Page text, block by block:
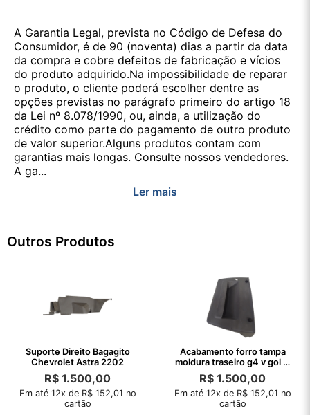
A Garantia Legal, prevista no Código de Defesa do
Consumidor, é de 90 (noventa) dias a partir da data
da compra e cobre defeitos de fabricação e vícios
do produto adquirido.Na impossibilidade de reparar
o produto, o cliente poderá escolher dentre as
opções previstas no parágrafo primeiro do artigo 18
da Lei nº 8.078/1990, ou, ainda, a utilização do
crédito como parte do pagamento de outro produto
de valor superior.Alguns produtos contam com
garantias mais longas. Consulte nossos vendedores.
A ga...
Ler mais
Outros Produtos
Suporte Direito Bagagito
Chevrolet Astra 2202
R$ 1.500,00
Em até 12x de R$ 152,01 no
cartão
Acabamento forro tampa
moldura traseiro g4 v gol C
Detalhe
R$ 1.500,00
Em até 12x de R$ 152,01 no
cartão